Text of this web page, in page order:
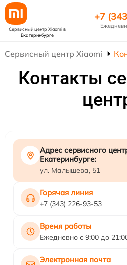
Сервисный центр Xiaomiв
Екатеринбурге
+7
Сервисный центр Xiaomi
Контакты
Адрес сервисного
Екатеринбурге:
ул. Малышева, 51
Горячая линия
+7 (343) 226-93-53
Время работы
Ежедневно с 9:00 до
Электронная почта